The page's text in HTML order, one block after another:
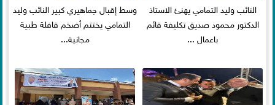
النائب وليد التمامي يهنئ الاستاذ
الدكتور محمود صديق تكليفة قائم
باعمال ...
وسط إقبال جماهيري كبير النائب وليد
التمامي يختتم أضخم قافلة طبية
مجانية...